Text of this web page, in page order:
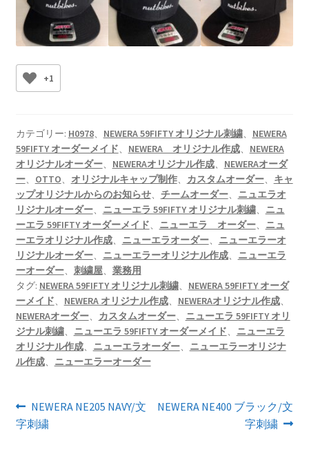
+1
カテゴリー: H0978、 NEWERA 59FIFTY オリジナル刺繍、 NEWERA
59FIFTY オーダーメイド、 NEWERA オリジナル作成、 NEWERA
オリジナルオーダー、 NEWERAオリジナル作成、 NEWERAオーダ
ー、 OTTO、 オリジナルキャップ制作、 カスタムオーダー、 キャ
ップオリジナルからのお知らせ、 チームオーダー、 ニュエラオ
リジナルオーダー、 ニューエラ 59FIFTY オリジナル刺繍、 ニュ
ーエラ 59FIFTY オーダーメイド、 ニューエラ オーダー、 ニュ
ーエラオリジナル作成、 ニューエラオーダー、 ニューエラーオ
リジナルオーダー、 ニューエラーオリジナル作成、 ニューエラ
ーオーダー、 刺繍屋、 業務用
タグ: NEWERA 59FIFTY オリジナル刺繍、 NEWERA 59FIFTY オーダ
ーメイド、 NEWERA オリジナル作成、 NEWERAオリジナル作成、
NEWERAオーダー、 カスタムオーダー、 ニューエラ 59FIFTY オリ
ジナル刺繍、 ニューエラ 59FIFTY オーダーメイド、 ニューエラ
オリジナル作成、 ニューエラオーダー、 ニューエラーオリジナ
ル作成、 ニューエラーオーダー
投
稿
前
の
NEWERA NE205 NAVY/文
字刺繍
次
NEWERA NE400 ブラック/文
字刺繍